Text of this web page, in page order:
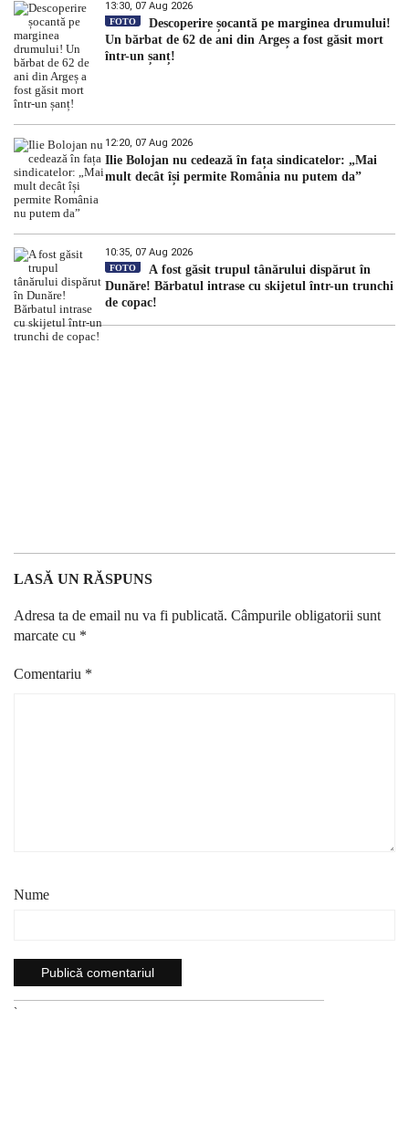
13:30, 07 Aug 2026
FOTO
Descoperire șocantă pe marginea drumului!
Un bărbat de 62 de ani din Argeș a fost găsit mort
într-un șanț!
12:20, 07 Aug 2026
Ilie Bolojan nu cedează în fața sindicatelor: „Mai
mult decât își permite România nu putem da”
10:35, 07 Aug 2026
FOTO
A fost găsit trupul tânărului dispărut în
Dunăre! Bărbatul intrase cu skijetul într-un trunchi
de copac!
LASĂ UN RĂSPUNS
Adresa ta de email nu va fi publicată. Câmpurile obligatorii sunt
marcate cu *
Comentariu *
Nume
`